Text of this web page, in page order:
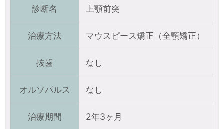
診断名 上顎前突
治療方法 マウスピース矯正（全顎矯正）
抜歯 なし
オルソパルス なし
治療期間 2年3ヶ月